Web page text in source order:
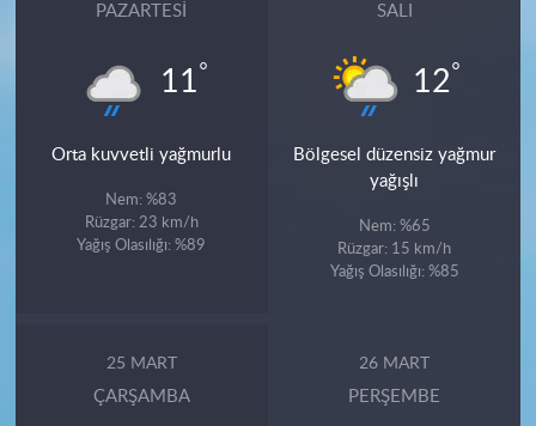
PAZARTESI
11°
Orta kuvvetli yağmurlu
Nem: %83
Rüzgar: 23 km/h
Yağış Olasılığı: %89
SALI
12°
Bölgesel düzensiz yağmur
yağışlı
Nem: %65
Rüzgar: 15 km/h
Yağış Olasılığı: %85
25 MART
ÇARŞAMBA
26 MART
PERŞEMBE